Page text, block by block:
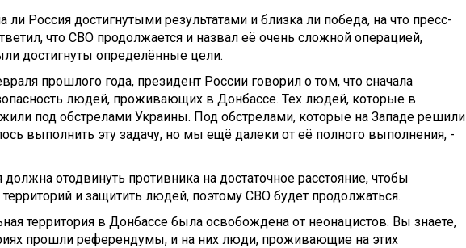
ли Россия достигнутыми результатами и близка ли победа, на что пресс-
что СВО продолжается и назвал её очень сложной операцией,
достигнуты определённые цели.
прошлого года, президент России говорил о том, что сначала
людей, проживающих в Донбассе. Тех людей, которые в
под обстрелами Украины. Под обстрелами, которые на Западе решили
выполнить эту задачу, но мы ещё далеки от её полного выполнения, -
отодвинуть противника на достаточное расстояние, чтобы
и защитить людей, поэтому СВО будет продолжаться.
территория в Донбассе была освобождена от неонацистов. Вы знаете,
прошли референдумы, и на них люди, проживающие на этих